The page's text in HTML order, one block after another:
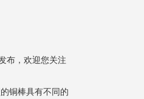
布，欢迎您关注
铜棒具有不同的